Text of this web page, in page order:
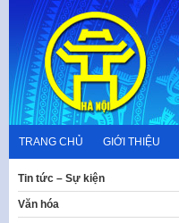
content
TRANG CHỦ GIỚI THIỆU
Tin tức – Sự kiện
Văn hóa